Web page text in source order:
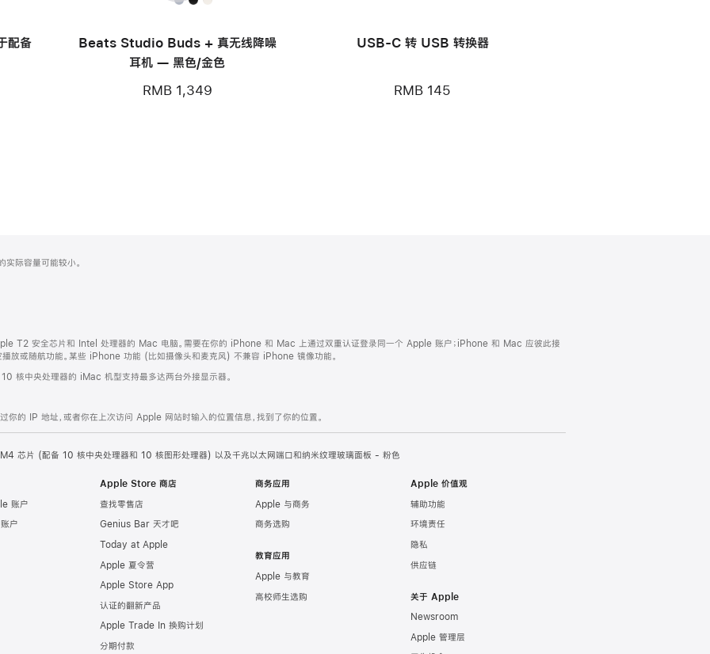
配备
Beats Studio Buds + 真无线降噪
耳机 — 黑色/金色
RMB 1,349
USB-C 转 USB 转换器
RMB 145
际容量可能较小。
T2 安全芯片和 Intel 处理器的 Mac 电脑。需要在你的 iPhone 和 Mac 上通过双重认证登录同一个 Apple 账户；iPhone 和 Mac 应彼此接
放或随航功能。某些 iPhone 功能 (比如摄像头和麦克风) 不兼容 iPhone 镜像功能。
核中央处理器的 iMac 机型支持最多达两台外接显示器。
你的 IP 地址，或者你在上次访问 Apple 网站时输入的位置信息，找到了你的位置。
芯片 (配备 10 核中央处理器和 10 核图形处理器) 以及千兆以太网端口和纳米纹理玻璃面板 - 粉色
账户
户
Apple Store 商店
查找零售店
Genius Bar 天才吧
Today at Apple
Apple 夏令营
Apple Store App
认证的翻新产品
Apple Trade In 换购计划
分期付款
商务应用
Apple 与商务
商务选购
教育应用
Apple 与教育
高校师生选购
Apple 价值观
辅助功能
环境责任
隐私
供应链
关于 Apple
Newsroom
Apple 管理层